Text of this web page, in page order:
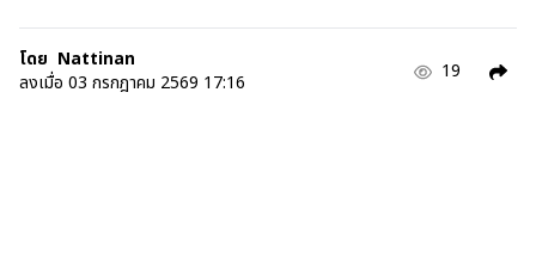
โดย Nattinan
ลงเมื่อ 03 กรกฎาคม 2569 17:16 19